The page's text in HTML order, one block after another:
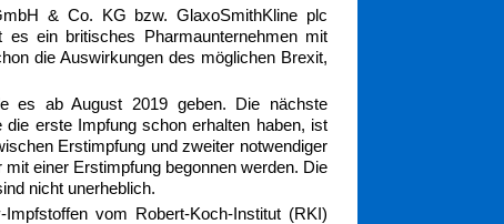
& Co. KG bzw. GlaxoSmithKline plc
ein britisches Pharmaunternehmen mit
die Auswirkungen des möglichen Brexit,
es ab August 2019 geben. Die nächste
erste Impfung schon erhalten haben, ist
Erstimpfung und zweiter notwendiger
einer Erstimpfung begonnen werden. Die
nicht unerheblich.
vom Robert-Koch-Institut (RKI)